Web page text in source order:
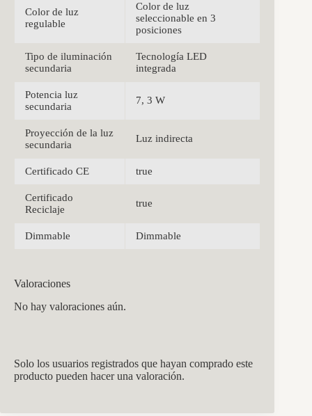
Color de luz
regulable
Color de luz
seleccionable en 3
posiciones
Tipo de iluminación
secundaria
Tecnología LED
integrada
Potencia luz
secundaria
7, 3 W
Proyección de la luz
secundaria
Luz indirecta
Certificado CE true
Certificado
Reciclaje
true
Dimmable Dimmable
Valoraciones
No hay valoraciones aún.
Solo los usuarios registrados que hayan comprado este
producto pueden hacer una valoración.